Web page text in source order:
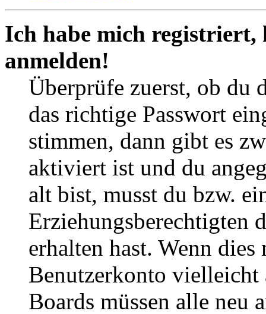
Ich habe mich
anmelden!
Überprüfe zuerst, ob du
das richtige Passwort
stimmen, dann gibt es
aktiviert ist und du
alt bist, musst du bzw.
Erziehungsberechtigten
erhalten hast. Wenn
Benutzerkonto
Boards müssen alle neu